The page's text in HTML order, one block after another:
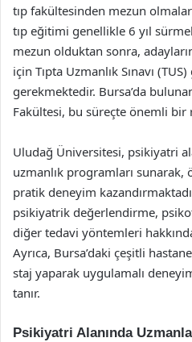
tıp fakültesinden mezun
tıp eğitimi genellikle 6 yıl
mezun olduktan sonra,
için Tıpta Uzmanlık Sınavı
gerekmektedir. Bursa’da
Fakültesi, bu süreçte önemli bir
Uludağ Üniversitesi, psikiyatri
uzmanlık programları
pratik deneyim
psikiyatrik değerlendirme,
diğer tedavi yöntemleri
Ayrıca, Bursa’daki çeşitli
staj yaparak uygulamalı
tanır.
Psikiyatri Alanında